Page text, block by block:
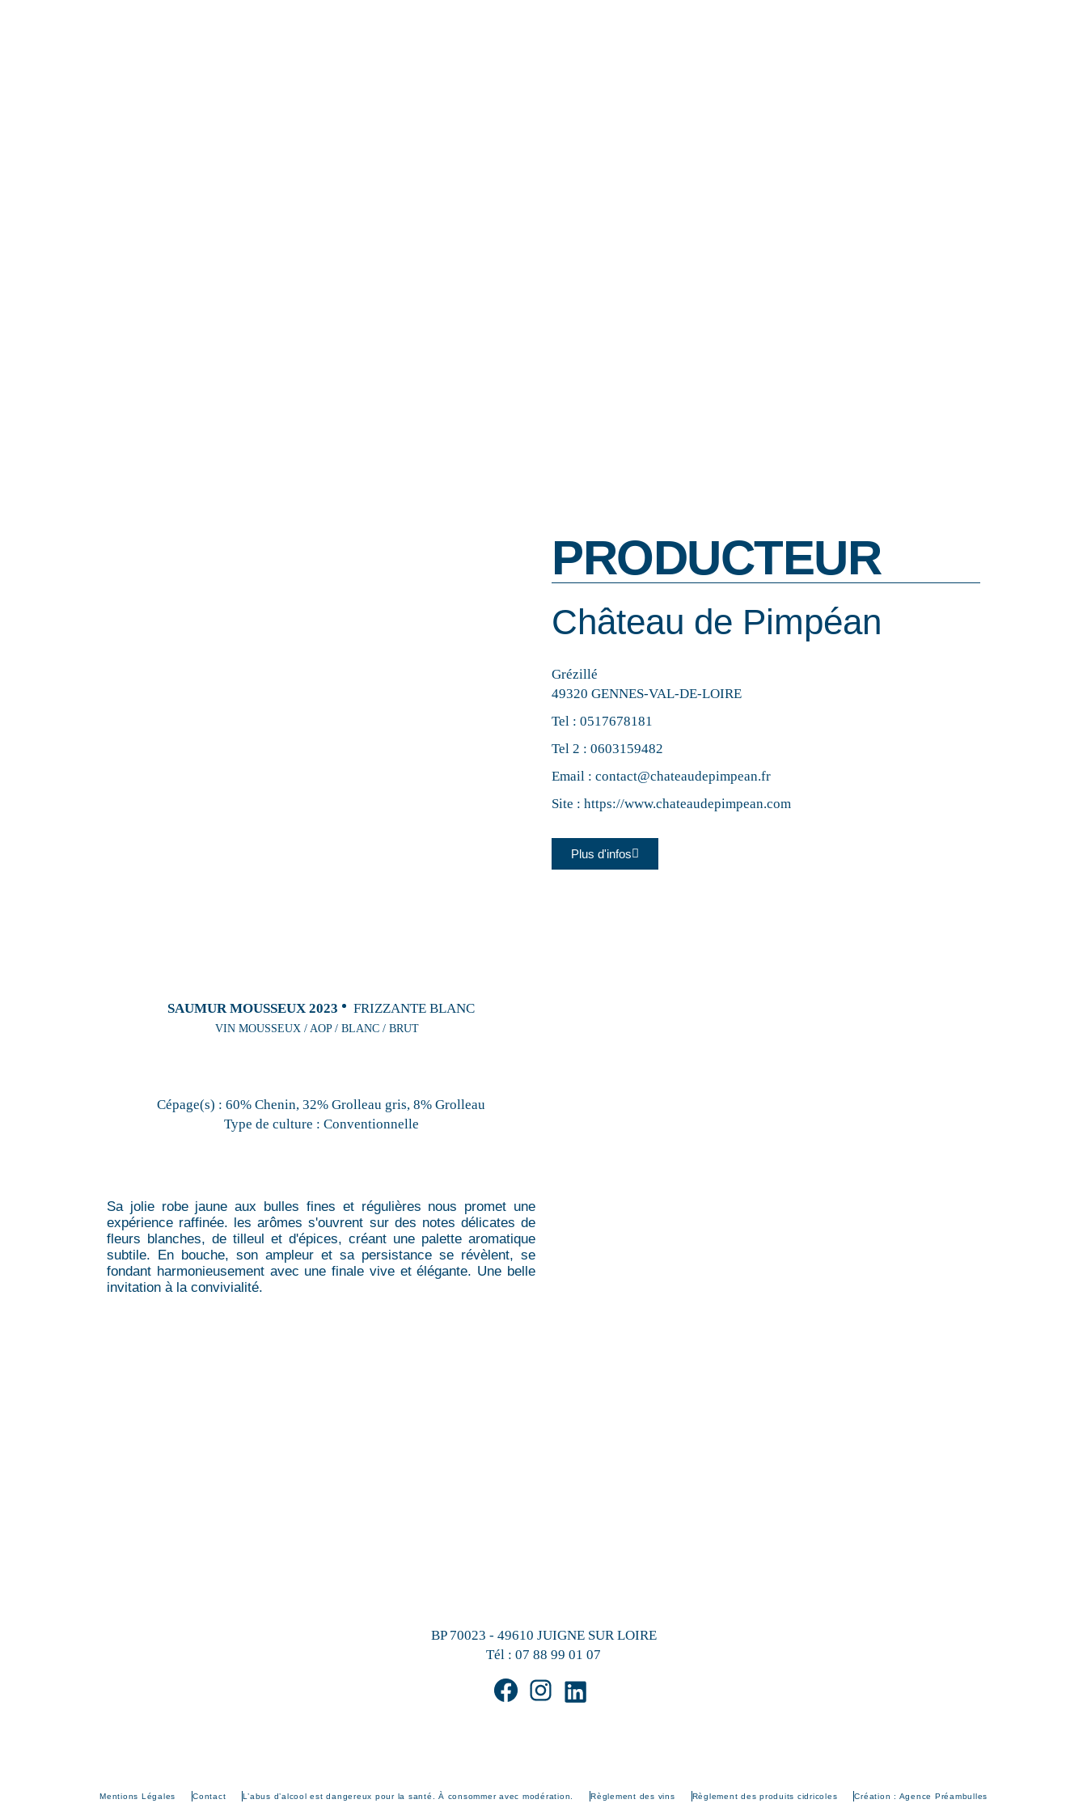
SAUMUR MOUSSEUX 2023 FRIZZANTE BLANC
VIN MOUSSEUX / AOP / BLANC / BRUT
Cépage(s) : 60% Chenin, 32% Grolleau gris, 8% Grolleau
Type de culture : Conventionnelle
Sa jolie robe jaune aux bulles fines et régulières nous promet une
expérience raffinée. les arômes s'ouvrent sur des notes délicates de
fleurs blanches, de tilleul et d'épices, créant une palette aromatique
subtile. En bouche, son ampleur et sa persistance se révèlent, se
fondant harmonieusement avec une finale vive et élégante. Une belle
invitation à la convivialité.
PRODUCTEUR
Château de Pimpéan
Grézillé
49320 GENNES-VAL-DE-LOIRE
Tel : 0517678181
Tel 2 : 0603159482
Email : contact@chateaudepimpean.fr
Site : https://www.chateaudepimpean.com
Plus d'infos
BP 70023 - 49610 JUIGNE SUR LOIRE
Tél : 07 88 99 01 07
Mentions Légales Contact L’abus d’alcool est dangereux pour la santé. À consommer avec modération. Règlement des vins Règlement des produits cidricoles Création : Agence Préambulles